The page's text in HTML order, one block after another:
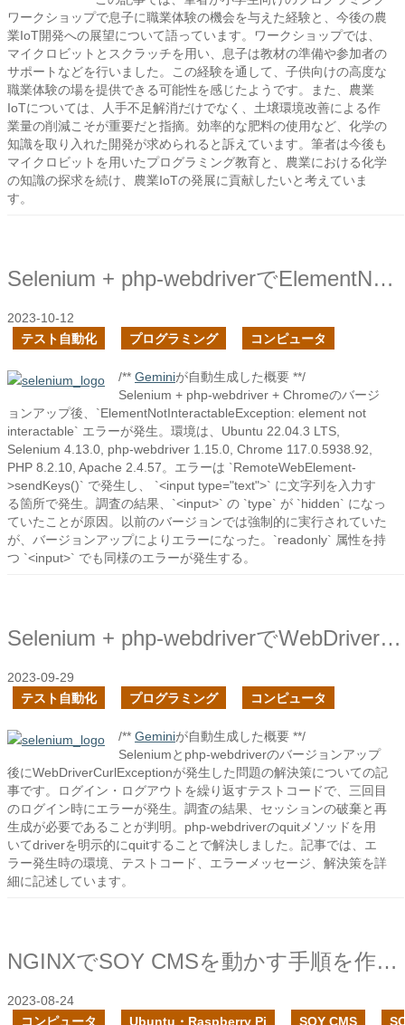
ワークショップで息子に職業体験の機会を与えた経験と、今後の農
業IoT開発への展望について語っています。ワークショップでは、
マイクロビットとスクラッチを用い、息子は教材の準備や参加者の
サポートなどを行いました。この経験を通して、子供向けの高度な
職業体験の場を提供できる可能性を感じたようです。また、農業
IoTについては、人手不足解消だけでなく、土壌環境改善による作
業量の削減こそが重要だと指摘。効率的な肥料の使用など、化学の
知識を取り入れた開発が求められると訴えています。筆者は今後も
マイクロビットを用いたプログラミング教育と、農業における化学
の知識の探求を続け、農業IoTの発展に貢献したいと考えていま
す。
Selenium + php-webdriverでElementNotInteractableExceptionのエラーにハマった時の対処
2023-10-12
テスト自動化
プログラミング コンピュータ
/** Geminiが自動生成した概要 **/
Selenium + php-webdriver + Chromeのバージ
ョンアップ後、`ElementNotInteractableException: element not
interactable` エラーが発生。環境は、Ubuntu 22.04.3 LTS,
Selenium 4.13.0, php-webdriver 1.15.0, Chrome 117.0.5938.92,
PHP 8.2.10, Apache 2.4.57。エラーは `RemoteWebElement-
>sendKeys()` で発生し、 `<input type="text">` に文字列を入力す
る箇所で発生。調査の結果、`<input>` の `type` が `hidden` になっ
ていたことが原因。以前のバージョンでは強制的に実行されていた
が、バージョンアップによりエラーになった。`readonly` 属性を持
つ `<input>` でも同様のエラーが発生する。
Selenium + php-webdriverでWebDriverCurlExceptionのエラーにハマった時の対処
2023-09-29
テスト自動化
プログラミング コンピュータ
/** Geminiが自動生成した概要 **/
Seleniumとphp-webdriverのバージョンアップ
後にWebDriverCurlExceptionが発生した問題の解決策についての記
事です。ログイン・ログアウトを繰り返すテストコードで、三回目
のログイン時にエラーが発生。調査の結果、セッションの破棄と再
生成が必要であることが判明。php-webdriverのquitメソッドを用
いてdriverを明示的にquitすることで解決しました。記事では、エ
ラー発生時の環境、テストコード、エラーメッセージ、解決策を詳
細に記述しています。
NGINXでSOY CMSを動かす手順を作成しました
2023-08-24
コンピュータ
Ubuntu・Raspberry Pi SOY CMS